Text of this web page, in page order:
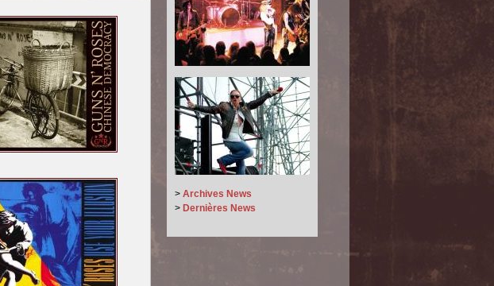
> Archives News
> Dernières News